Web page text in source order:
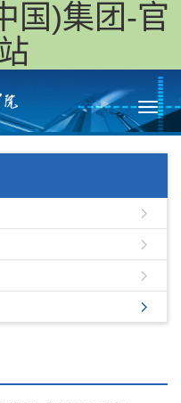
国)集团-官